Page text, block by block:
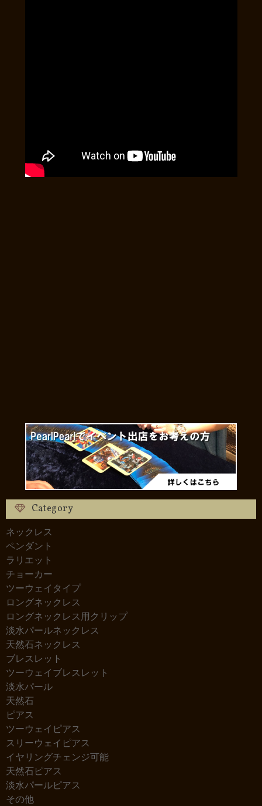
Category
ネックレス
ペンダント
ラリエット
チョーカー
ツーウェイタイプ
ロングネックレス
ロングネックレス用クリップ
淡水パールネックレス
天然石ネックレス
ブレスレット
ツーウェイブレスレット
淡水パール
天然石
ピアス
ツーウェイピアス
スリーウェイピアス
イヤリングチェンジ可能
天然石ピアス
淡水パールピアス
その他